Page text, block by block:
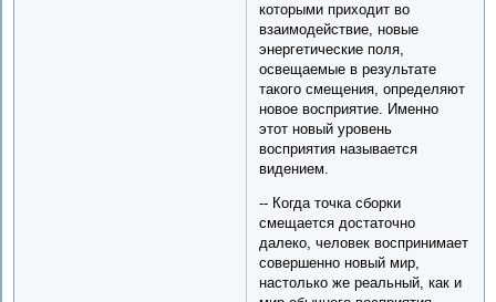
которыми приходит во
взаимодействие, новые
энергетические поля,
освещаемые в результате
такого смещения, определяют
новое восприятие. Именно
этот новый уровень
восприятия называется
видением.
-- Когда точка сборки
смещается достаточно
далеко, человек воспринимает
совершенно новый мир,
настолько же реальный, как и